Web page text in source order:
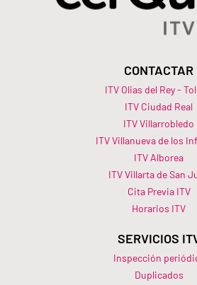
CONTACTAR
ITV Olias del Rey -
ITV Ciudad Real
ITV Villarrobledo
ITV Villanueva de los
ITV Alborea
ITV Villarta de San
Cita Previa ITV
Horarios ITV​
SERVICIOS
Inspección
Duplicados